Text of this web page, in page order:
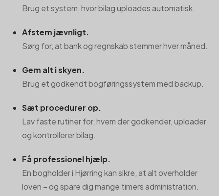
Brug et system, hvor bilag uploades automatisk.
Afstem jævnligt.
Sørg for, at bank og regnskab stemmer hver måned.
Gem alt i skyen.
Brug et godkendt bogføringssystem med backup.
Sæt procedurer op.
Lav faste rutiner for, hvem der godkender, uploader
og kontrollerer bilag.
Få professionel hjælp.
En bogholder i Hjørring kan sikre, at alt overholder
loven – og spare dig mange timers administration.